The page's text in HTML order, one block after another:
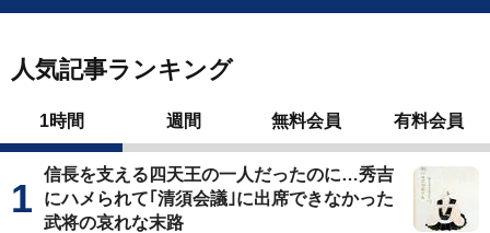
人気記事ランキング
1時間 週間 無料会員 有料会員
信長を支える四天王の一人だったのに…秀吉
にハメられて｢清須会議｣に出席できなかった
武将の哀れな末路